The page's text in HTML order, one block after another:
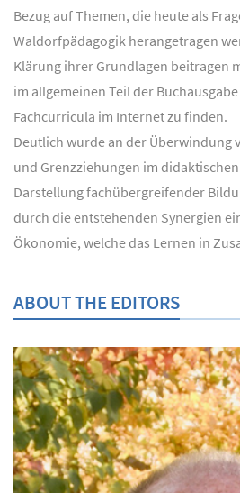
Bezug auf Themen, die heute als
Waldorfpädagogik herangetragen
Klärung ihrer Grundlagen beitragen
im allgemeinen Teil der
Fachcurricula im Internet zu finden.
Deutlich wurde an der Überwindung
und Grenzziehungen im
Darstellung fachübergreifender
durch die entstehenden Synergien
Ökonomie, welche das Lernen in
ABOUT THE EDITORS